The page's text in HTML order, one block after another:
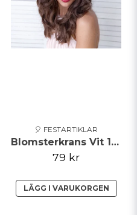
🎈 FESTARTIKLAR
Blomsterkrans Vit 17cm
79 kr
LÄGG I VARUKORGEN